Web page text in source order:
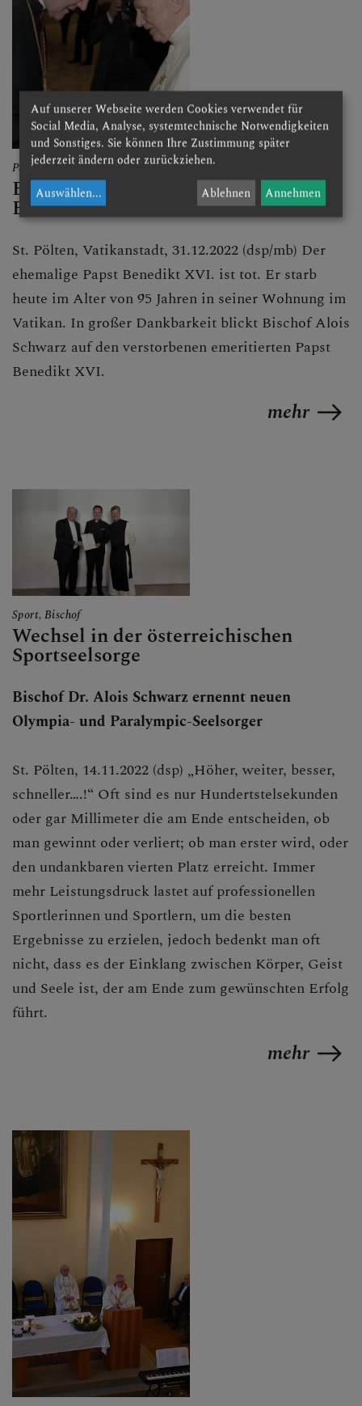
Papst
Bischof Alois Schwarz gedenkt
Benedikt XVI.
St. Pölten, Vatikanstadt, 31.12.2022 (dsp/mb) Der
ehemalige Papst Benedikt XVI. ist tot. Er starb
heute im Alter von 95 Jahren in seiner Wohnung im
Vatikan. In großer Dankbarkeit blickt Bischof Alois
Schwarz auf den verstorbenen emeritierten Papst
Benedikt XVI.
mehr
Sport, Bischof
Wechsel in der österreichischen
Sportseelsorge
Bischof Dr. Alois Schwarz ernennt neuen
Olympia- und Paralympic-Seelsorger
St. Pölten, 14.11.2022 (dsp) „Höher, weiter, besser,
schneller….!“ Oft sind es nur Hundertstelsekunden
oder gar Millimeter die am Ende entscheiden, ob
man gewinnt oder verliert; ob man erster wird, oder
den undankbaren vierten Platz erreicht. Immer
mehr Leistungsdruck lastet auf professionellen
Sportlerinnen und Sportlern, um die besten
Ergebnisse zu erzielen, jedoch bedenkt man oft
nicht, dass es der Einklang zwischen Körper, Geist
und Seele ist, der am Ende zum gewünschten Erfolg
führt.
mehr
Auf unserer Webseite werden Cookies verwendet für
Social Media, Analyse, systemtechnische Notwendigkeiten
und Sonstiges. Sie können Ihre Zustimmung später
jederzeit ändern oder zurückziehen.
Auswählen... Ablehnen Annehmen